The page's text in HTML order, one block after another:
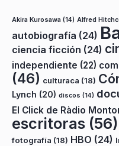
Akira Kurosawa (14) Alfred
autobiografía (24)
ciencia ficción (24)
independiente (22)
(46) culturaca (18)
Lynch (20) discos (14)
El Click de Ràdio
escritoras (56)
fotografía (18) HBO (24)